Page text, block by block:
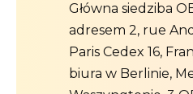
Główna siedziba
adresem 2, rue
Paris Cedex 16,
biura w Berlinie,